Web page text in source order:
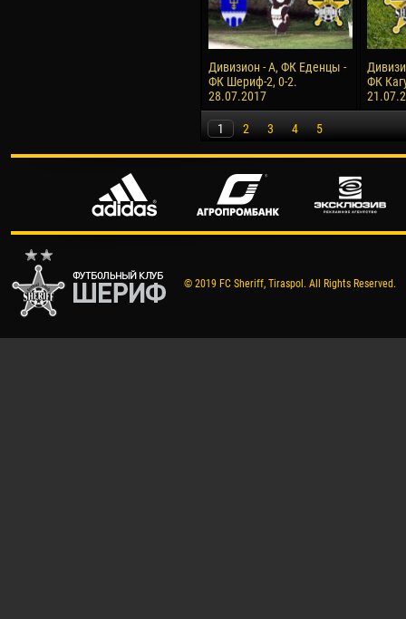
Дивизион - А, ФК Еденцы -
ФК Шериф-2, 0-2.
28.07.2017
ФК
1 2 3 4 5
© 2019 FC Sheriff, Tiraspol. All Rights Reserved.